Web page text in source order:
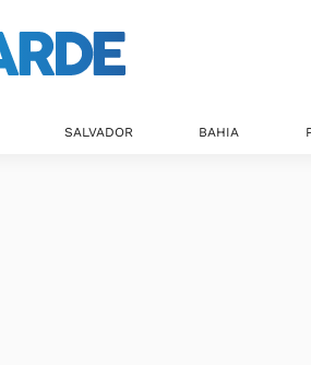
SALVADOR BAHIA